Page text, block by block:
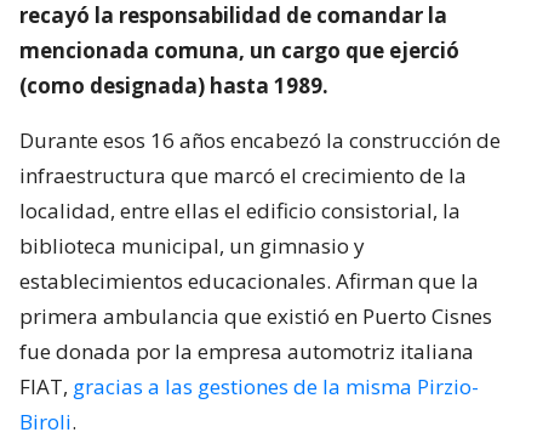
recayó la responsabilidad de comandar la
mencionada comuna, un cargo que ejerció
(como designada) hasta 1989.
Durante esos 16 años encabezó la construcción de
infraestructura que marcó el crecimiento de la
localidad, entre ellas el edificio consistorial, la
biblioteca municipal, un gimnasio y
establecimientos educacionales. Afirman que la
primera ambulancia que existió en Puerto Cisnes
fue donada por la empresa automotriz italiana
FIAT, gracias a las gestiones de la misma Pirzio-
Biroli.